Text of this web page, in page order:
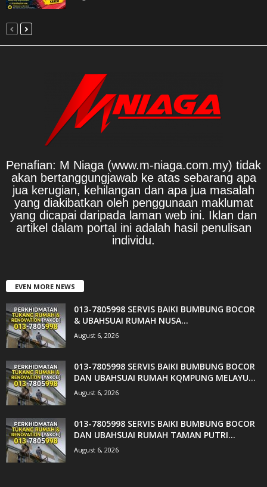
Penafian: M Niaga (www.m-niaga.com.my) tidak
akan bertanggungjawab ke atas sebarang apa
jua kerugian, kehilangan dan apa jua masalah
yang diakibatkan oleh penggunaan maklumat
yang dicapai daripada laman web ini. Iklan dan
artikel dalam portal ini adalah hasil penulisan
individu.
EVEN MORE NEWS
013-7805998 SERVIS BAIKI BUMBUNG BOCOR
& UBAHSUAI RUMAH NUSA...
August 6, 2026
013-7805998 SERVIS BAIKI BUMBUNG BOCOR
DAN UBAHSUAI RUMAH KQMPUNG MELAYU...
August 6, 2026
013-7805998 SERVIS BAIKI BUMBUNG BOCOR
DAN UBAHSUAI RUMAH TAMAN PUTRI...
August 6, 2026